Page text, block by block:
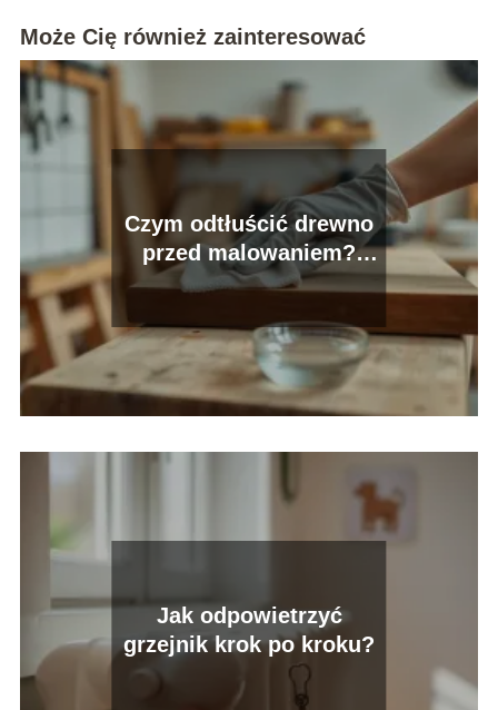
Może Cię również zainteresować
Czym odtłuścić drewno
przed malowaniem?
Skuteczne sposoby
Jak odpowietrzyć
grzejnik krok po kroku?